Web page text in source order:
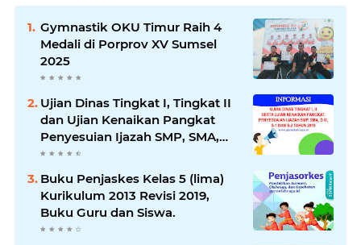
Gymnastik OKU Timur Raih 4
Medali di Porprov XV Sumsel
2025
Ujian Dinas Tingkat I, Tingkat II
dan Ujian Kenaikan Pangkat
Penyesuian Ijazah SMP, SMA,
D3, S1 dan S2 Tahun 2019
Buku Penjaskes Kelas 5 (lima)
Kurikulum 2013 Revisi 2019,
Buku Guru dan Siswa.